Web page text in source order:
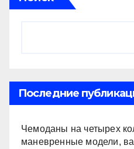
A a
Последние
Чемоданы на четырех
маневренные модели,